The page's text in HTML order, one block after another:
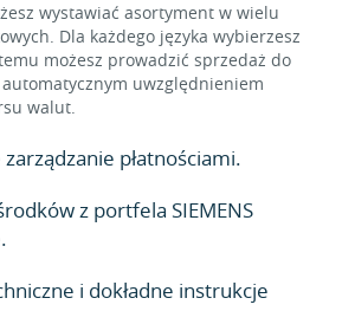
wystawiać asortyment w wielu
Dla każdego języka wybierzesz
możesz prowadzić sprzedaż do
uwzględnieniem
walut.
płatnościami.
z portfela SIEMENS
i dokładne instrukcje